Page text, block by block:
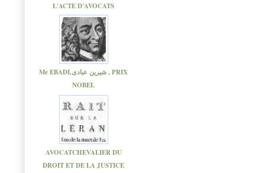
L'ACTE D'AVOCATS
Me EBADI,شیرین عبادی , PRIX
NOBEL
AVOCATCHEVALIER DU
DROIT ET DE LA JUSTICE